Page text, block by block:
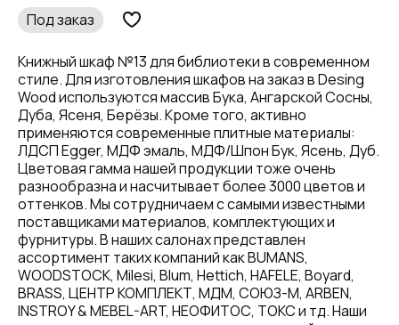
Под заказ
Книжный шкаф №13 для библиотеки в современном
стиле. Для изготовления шкафов на заказ в Desing
Wood используются массив Бука, Ангарской Сосны,
Дуба, Ясеня, Берёзы. Кроме того, активно
применяются современные плитные материалы:
ЛДСП Egger, МДФ эмаль, МДФ/Шпон Бук, Ясень, Дуб.
Цветовая гамма нашей продукции тоже очень
разнообразна и насчитывает более 3000 цветов и
оттенков. Мы сотрудничаем с самыми известными
поставщиками материалов, комплектующих и
фурнитуры. В наших салонах представлен
ассортимент таких компаний как BUMANS,
WOODSTOCK, Milesi, Blum, Hettich, HAFELE, Boyard,
BRASS, ЦЕНТР КОМПЛЕКТ, МДМ, СОЮЗ-М, ARBEN,
INSTROY & MEBEL-ART, НЕОФИТОС, ТОКС и тд. Наши